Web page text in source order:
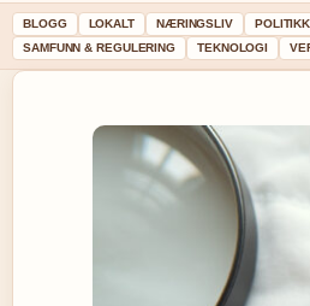
BLOGG LOKALT NÆRINGSLIV POLITIKK
SAMFUNN & REGULERING
TEKNOLOGI